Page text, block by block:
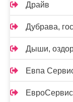
Драйв
Дубрава,
Дыши,
Евпа
ЕвроСервис